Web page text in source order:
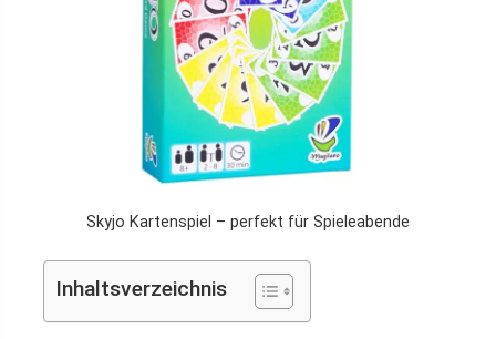
Skyjo Kartenspiel – perfekt für Spieleabende
Inhaltsverzeichnis